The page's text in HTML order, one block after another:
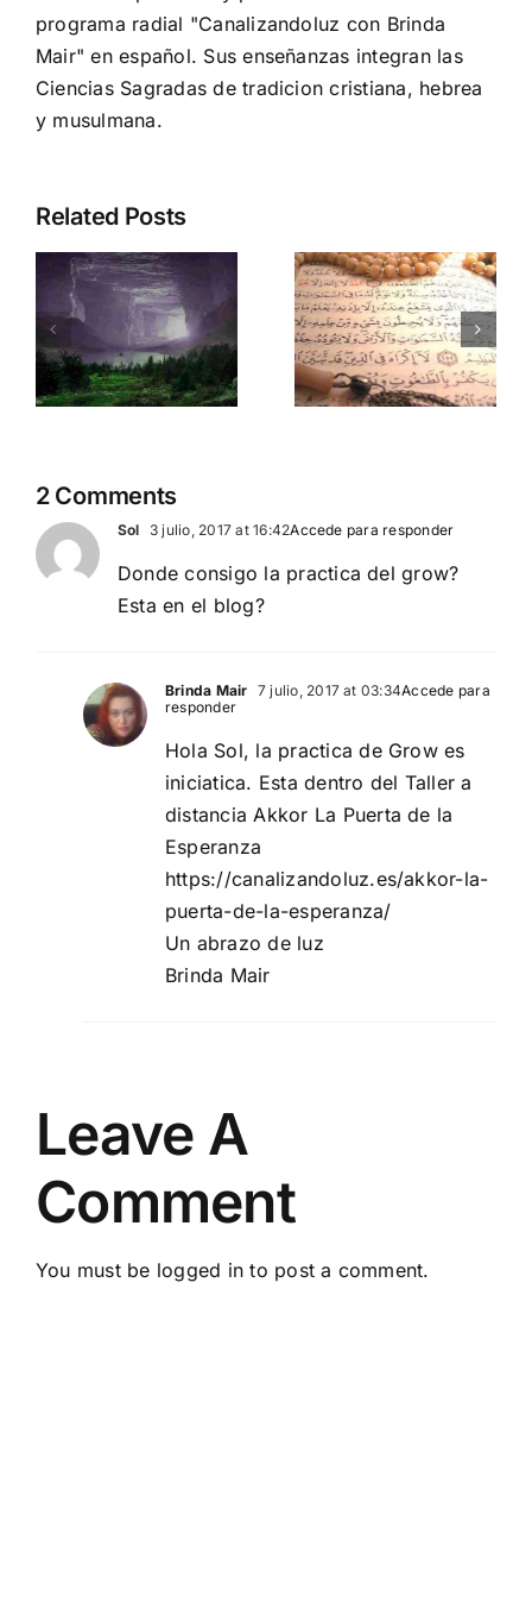
programa radial "Canalizandoluz con Brinda
Mair" en español. Sus enseñanzas integran las
Ciencias Sagradas de tradicion cristiana, hebrea
y musulmana.
Related Posts
Supera
bloqueos y
conectate
con la
Divinidad:
Ciudad
Bajo Sitio
en kin 12:
Sana
karma
2 Comments
Sol 3 julio, 2017 at 16:42Accede para responder
Donde consigo la practica del grow?
Esta en el blog?
Brinda Mair 7 julio, 2017 at 03:34Accede para
responder
Hola Sol, la practica de Grow es
iniciatica. Esta dentro del Taller a
distancia Akkor La Puerta de la
Esperanza
https://canalizandoluz.es/akkor-la-
puerta-de-la-esperanza/
Un abrazo de luz
Brinda Mair
Leave A
Comment
You must be logged in to post a comment.